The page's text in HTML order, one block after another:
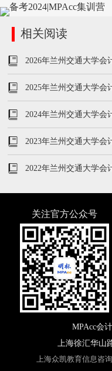
相关阅读
2026年兰州交通大学会
2025年兰州交通大学会
2024年兰州交通大学会
2023年兰州交通大学会
2022年兰州交通大学会
关注官方公众号
MPAcc会
上海徐汇华山
上海众凯教育信息咨